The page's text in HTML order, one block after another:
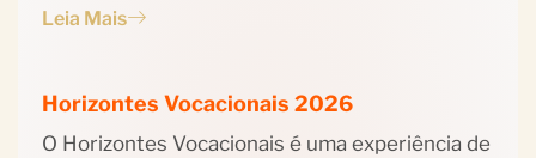
Leia Mais
Horizontes Vocacionais 2026
O Horizontes Vocacionais é uma experiência de